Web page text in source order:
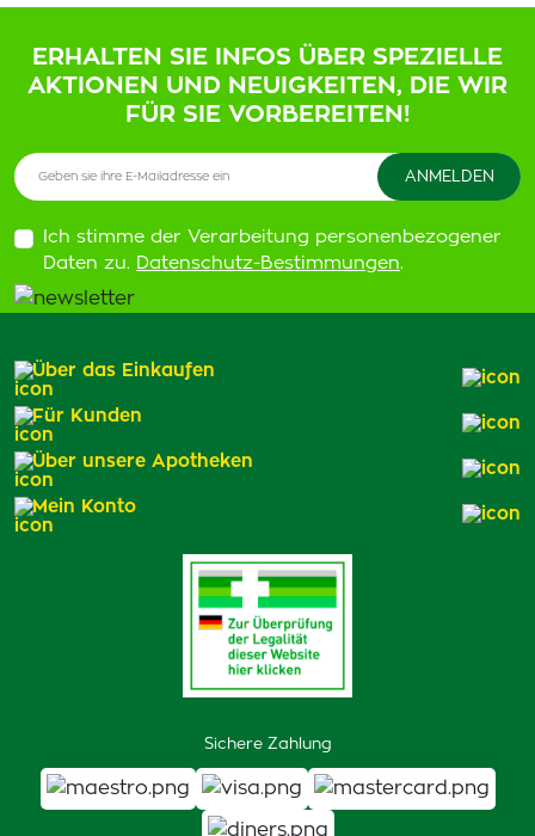
ERHALTEN SIE INFOS ÜBER SPEZIELLE
AKTIONEN UND NEUIGKEITEN, DIE WIR
FÜR SIE VORBEREITEN!
Ich stimme der Verarbeitung personenbezogener
Daten zu. Datenschutz-Bestimmungen.
Sichere Zahlung
Über das Einkaufen
Für Kunden
Über unsere Apotheken
Mein Konto